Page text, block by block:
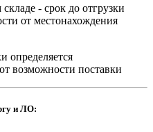
- срок до отгрузки
от местонахождения
определяется
возможности поставки
и ЛО: